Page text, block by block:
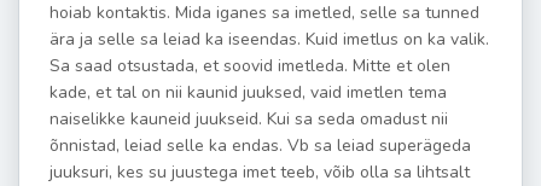
hoiab kontaktis. Mida iganes sa imetled, selle sa tunned
ära ja selle sa leiad ka iseendas. Kuid imetlus on ka valik.
Sa saad otsustada, et soovid imetleda. Mitte et olen
kade, et tal on nii kaunid juuksed, vaid imetlen tema
naiselikke kauneid juukseid. Kui sa seda omadust nii
õnnistad, leiad selle ka endas. Vb sa leiad superägeda
juuksuri, kes su juustega imet teeb, võib olla sa lihtsalt